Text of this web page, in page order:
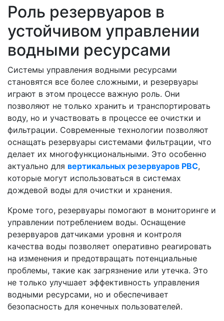
Роль резервуаров в
устойчивом управлении
водными ресурсами
Системы управления водными ресурсами
становятся все более сложными, и резервуары
играют в этом процессе важную роль. Они
позволяют не только хранить и транспортировать
воду, но и участвовать в процессе ее очистки и
фильтрации. Современные технологии позволяют
оснащать резервуары системами фильтрации, что
делает их многофункциональными. Это особенно
актуально для вертикальных резервуаров РВС,
которые могут использоваться в системах
дождевой воды для очистки и хранения.
Кроме того, резервуары помогают в мониторинге и
управлении потреблением воды. Оснащение
резервуаров датчиками уровня и контроля
качества воды позволяет оперативно реагировать
на изменения и предотвращать потенциальные
проблемы, такие как загрязнение или утечка. Это
не только улучшает эффективность управления
водными ресурсами, но и обеспечивает
безопасность для конечных пользователей.